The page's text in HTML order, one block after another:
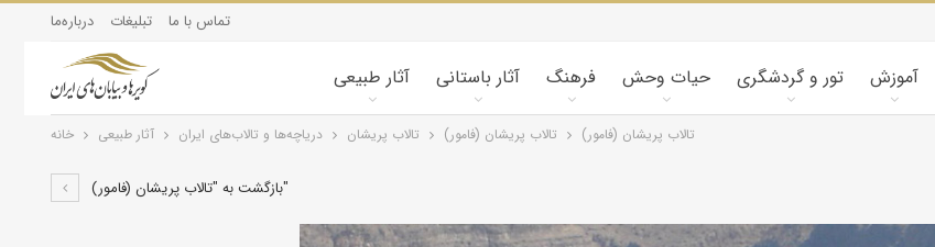
درباره‌ما تبلیغات تماس با ما
آثار طبیعی آثار باستانی فرهنگ حیات وحش تور و گردشگری آموزش
خانه آثار طبیعی درياچه‌‌ها و تالاب‌های ایران تالاب پریشان تالاب پريشان (فامور) تالاب پريشان (فامور)
بازگشت به "تالاب پريشان (فامور)"